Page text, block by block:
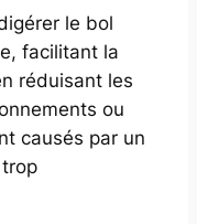
le bol
facilitant la
réduisant les
ou
causés par un